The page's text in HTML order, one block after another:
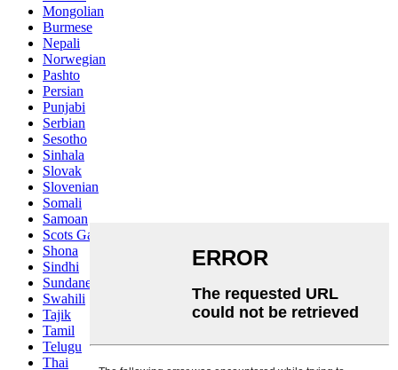
Mongolian
Burmese
Nepali
Norwegian
Pashto
Persian
Punjabi
Serbian
Sesotho
Sinhala
Slovak
Slovenian
Somali
Samoan
Scots Gaelic
Shona
Sindhi
Sundanese
Swahili
Tajik
Tamil
Telugu
Thai